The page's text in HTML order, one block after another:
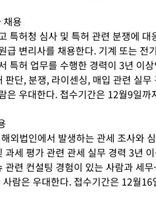
용
특허청 심사 및 특허 관련 분쟁에 대
급 변리사를 채용한다. 기계 또는 전
특허 업무를 수행한 경력이 3년 이
판단, 분쟁, 라이센싱, 매입 관련 실
은 우대한다. 접수기간은 12월9일까
외법인에서 발생하는 관세 조사와
과세 평가 관련 관세 실무 경력 3년
련 컨설팅 경험이 있는 사람과 세무
람은 우대한다. 접수기간은 12월